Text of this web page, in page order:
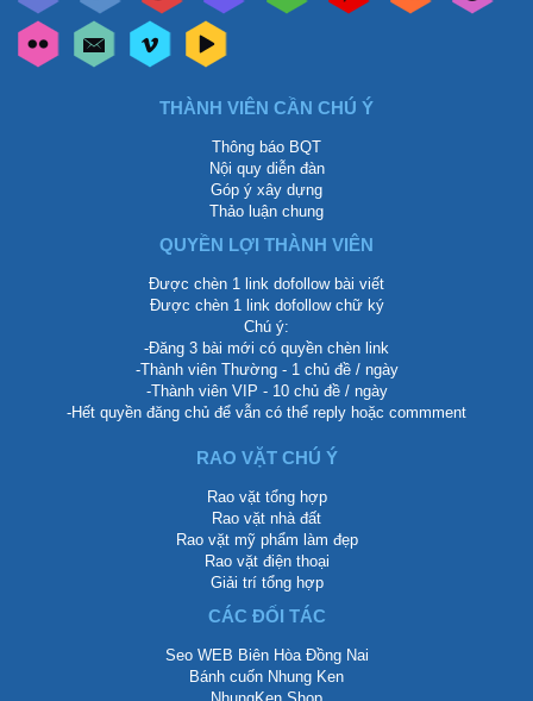
THÀNH VIÊN CẦN CHÚ Ý
Thông báo BQT
Nội quy diễn đàn
Góp ý xây dựng
Thảo luận chung
QUYỀN LỢI THÀNH VIÊN
Được chèn 1 link dofollow bài viết
Được chèn 1 link dofollow chữ ký
Chú ý:
-Đăng 3 bài mới có quyền chèn link
-Thành viên Thường - 1 chủ đề / ngày
-Thành viên VIP - 10 chủ đề / ngày
-Hết quyền đăng chủ để vẫn có thể reply hoặc commment
RAO VẶT CHÚ Ý
Rao vặt tổng hợp
Rao vặt nhà đất
Rao vặt mỹ phẩm làm đẹp
Rao vặt điện thoại
Giải trí tổng hợp
CÁC ĐỐI TÁC
Seo WEB Biên Hòa Đồng Nai
Bánh cuốn Nhung Ken